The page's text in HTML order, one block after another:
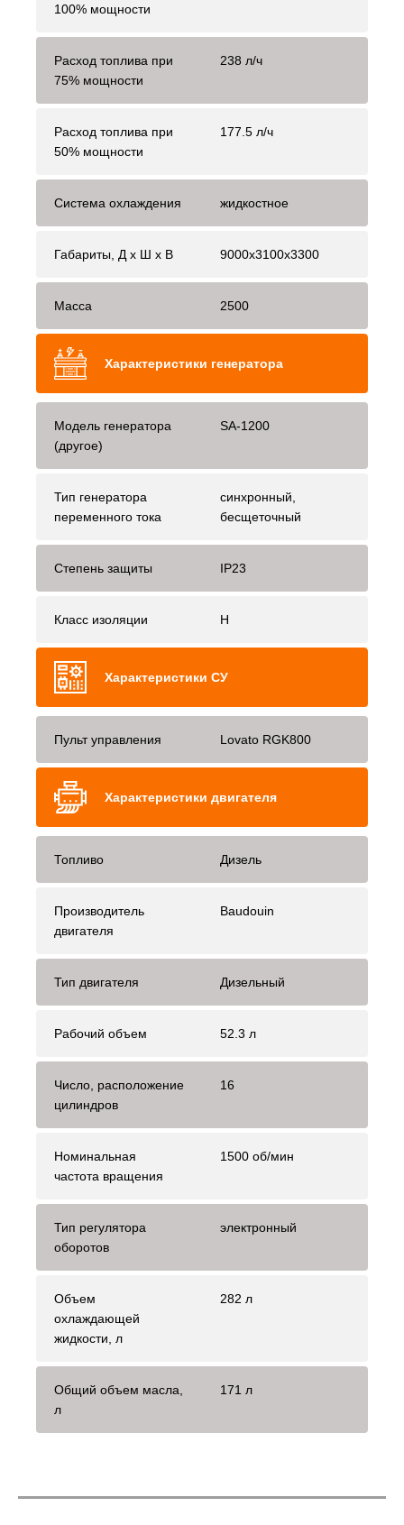
100% мощности
Расход топлива при
75% мощности
238 л/ч
Расход топлива при
50% мощности
177.5 л/ч
Система охлаждения жидкостное
Габариты, Д x Ш x В 9000x3100x3300
Масса 2500
Характеристики генератора
Модель генератора
(другое)
SA-1200
Тип генератора
переменного тока
синхронный,
бесщеточный
Степень защиты IP23
Класс изоляции H
Характеристики СУ
Пульт управления Lovato RGK800
Характеристики двигателя
Топливо Дизель
Производитель
двигателя
Baudouin
Тип двигателя Дизельный
Рабочий объем 52.3 л
Число, расположение
цилиндров
16
Номинальная
частота вращения
1500 об/мин
Тип регулятора
оборотов
электронный
Объем
охлаждающей
жидкости, л
282 л
Общий объем масла,
л
171 л